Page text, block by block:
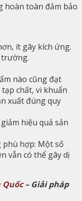
hoàn toàn đảm bảo
ít gây kích ứng.
nào cũng đạt
chất, vi khuẩn
xuất đúng quy
hiệu quả sản
phù hợp: Một số
vẫn có thể gây dị
Quốc– Giải pháp